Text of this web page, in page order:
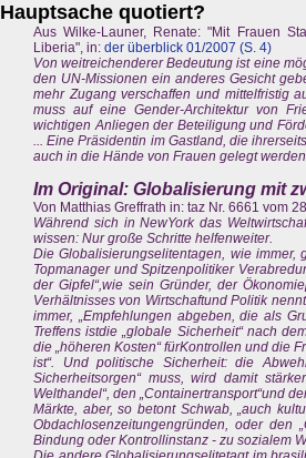
Hauptsache quotiert?
Aus Wilke-Launer, Renate: "Mit Frauen
Liberia", in: der überblick 01/2007 (S. 4)
Von weitreichenderer Bedeutung ist eine
den UN-Missionen ein anderes Gesicht
mehr Zugang verschaffen und mittelfristig
muss auf eine Gender-Architektur von
wichtigen Anliegen der Beteiligung und
... Eine Präsidentin im Gastland, die
auch in die Hände von Frauen gelegt
Im Original: Globalisierung mit
Von Matthias Greffrath in: taz Nr. 6661 vom
Während sich in NewYork das
wissen: Nur große Schritte helfenweiter.
Die Globalisierungselitentagen, wie immer,
Topmanager und Spitzenpolitiker
der Gipfel“,wie sein Gründer, der
Verhältnisses von Wirtschaftund Politik
immer, „Empfehlungen abgeben, die als
Treffens istdie „globale Sicherheit“ nach
die „höheren Kosten“ fürKontrollen und die
ist“. Und politische Sicherheit: die
Sicherheitsorgen“ muss, wird damit
Welthandel“, den „Containertransport“und
Märkte, aber, so betont Schwab, „auch
Obdachlosenzeitungengründen, oder den
Bindung oder Kontrollinstanz - zu sozialem